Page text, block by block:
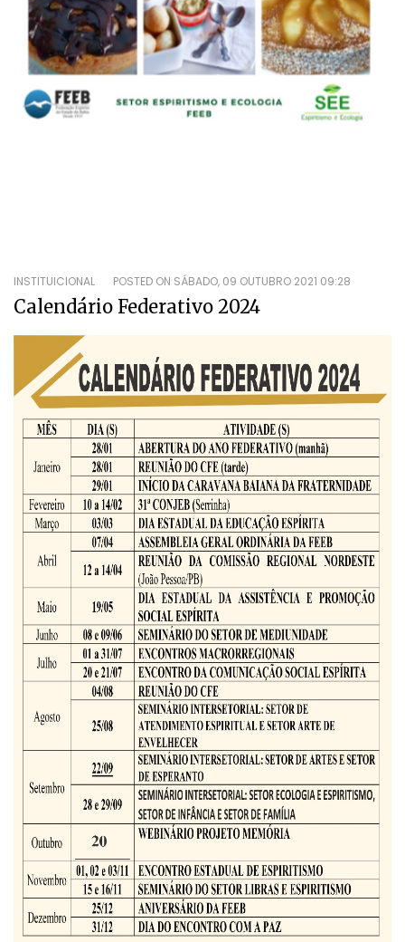
INSTITUICIONAL POSTED ON SÁBADO, 09 OUTUBRO 2021 09:28
Calendário Federativo 2024